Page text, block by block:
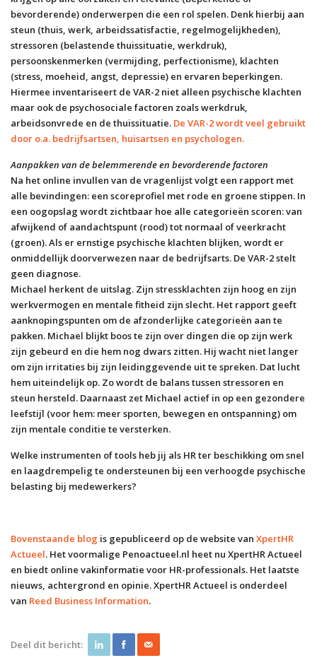
bevorderende) onderwerpen die een rol spelen. Denk hierbij aan
steun (thuis, werk, arbeidssatisfactie, regelmogelijkheden),
stressoren (belastende thuissituatie, werkdruk),
persoonskenmerken (vermijding, perfectionisme), klachten
(stress, moeheid, angst, depressie) en ervaren beperkingen.
Hiermee inventariseert de VAR-2 niet alleen psychische klachten
maar ook de psychosociale factoren zoals werkdruk,
arbeidsonvrede en de thuissituatie. De VAR-2 wordt veel gebruikt
door o.a. bedrijfsartsen, huisartsen en psychologen.
Aanpakken van de belemmerende en bevorderende factoren
Na het online invullen van de vragenlijst volgt een rapport met
alle bevindingen: een scoreprofiel met rode en groene stippen. In
een oogopslag wordt zichtbaar hoe alle categorieën scoren: van
afwijkend of aandachtspunt (rood) tot normaal of veerkracht
(groen). Als er ernstige psychische klachten blijken, wordt er
onmiddellijk doorverwezen naar de bedrijfsarts. De VAR-2 stelt
geen diagnose.
Michael herkent de uitslag. Zijn stressklachten zijn hoog en zijn
werkvermogen en mentale fitheid zijn slecht. Het rapport geeft
aanknopingspunten om de afzonderlijke categorieën aan te
pakken. Michael blijkt boos te zijn over dingen die op zijn werk
zijn gebeurd en die hem nog dwars zitten. Hij wacht niet langer
om zijn irritaties bij zijn leidinggevende uit te spreken. Dat lucht
hem uiteindelijk op. Zo wordt de balans tussen stressoren en
steun hersteld. Daarnaast zet Michael actief in op een gezondere
leefstijl (voor hem: meer sporten, bewegen en ontspanning) om
zijn mentale conditie te versterken.
Welke instrumenten of tools heb jij als HR ter beschikking om snel
en laagdrempelig te ondersteunen bij een verhoogde psychische
belasting bij medewerkers?
Bovenstaande blog is gepubliceerd op de website van XpertHR
Actueel. Het voormalige Penoactueel.nl heet nu XpertHR Actueel
en biedt online vakinformatie voor HR-professionals. Het laatste
nieuws, achtergrond en opinie. XpertHR Actueel is onderdeel
van Reed Business Information.
Deel dit bericht: